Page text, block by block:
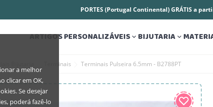
a melhor
clicar em OK,
Se desejar
poderá fazê-lo
PORTES (Portugal Continental) GRÁTIS a
ARTIGOS PERSONALIZÁVEIS BIJUTARIA
Terminais Terminais Pulseira 6.5mm - B2788PT